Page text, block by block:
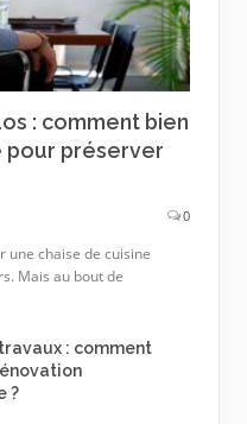
: comment bien
pour préserver
0
une chaise de cuisine
Mais au bout de
: comment
?